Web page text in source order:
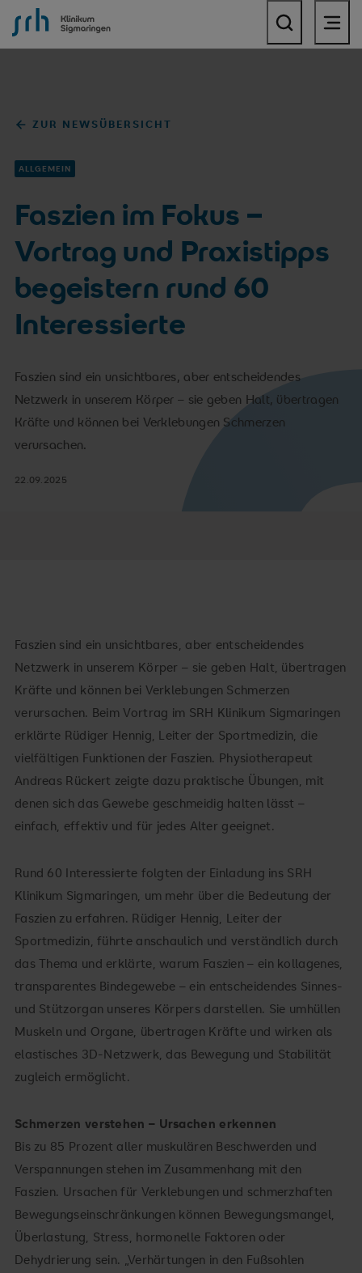
SRH Klinikum Sigmaringen
ZUR NEWSÜBERSICHT
ALLGEMEIN
Faszien im Fokus –
Vortrag und Praxistipps
begeistern rund 60
Interessierte
Faszien sind ein unsichtbares, aber entscheidendes
Netzwerk in unserem Körper – sie geben Halt, übertragen
Kräfte und können bei Verklebungen Schmerzen
verursachen.
22.09.2025
Faszien sind ein unsichtbares, aber entscheidendes
Netzwerk in unserem Körper – sie geben Halt, übertragen
Kräfte und können bei Verklebungen Schmerzen
verursachen. Beim Vortrag im SRH Klinikum Sigmaringen
erklärte Rüdiger Hennig, Leiter der Sportmedizin, die
vielfältigen Funktionen der Faszien. Physiotherapeut
Andreas Rückert zeigte dazu praktische Übungen, mit
denen sich das Gewebe geschmeidig halten lässt –
einfach, effektiv und für jedes Alter geeignet.
Rund 60 Interessierte folgten der Einladung ins SRH
Klinikum Sigmaringen, um mehr über die Bedeutung der
Faszien zu erfahren. Rüdiger Hennig, Leiter der
Sportmedizin, führte anschaulich und verständlich durch
das Thema und erklärte, warum Faszien – ein kollagenes,
transparentes Bindegewebe – ein entscheidendes Sinnes-
und Stützorgan unseres Körpers darstellen. Sie umhüllen
Muskeln und Organe, übertragen Kräfte und wirken als
elastisches 3D-Netzwerk, das Bewegung und Stabilität
zugleich ermöglicht.
Schmerzen verstehen – Ursachen erkennen
Bis zu 85 Prozent aller muskulären Beschwerden und
Verspannungen stehen im Zusammenhang mit den
Faszien. Ursachen für Verklebungen und schmerzhaften
Bewegungseinschränkungen können Bewegungsmangel,
Überlastung, Stress, hormonelle Faktoren oder
Dehydrierung sein. „Verhärtungen in den Fußsohlen